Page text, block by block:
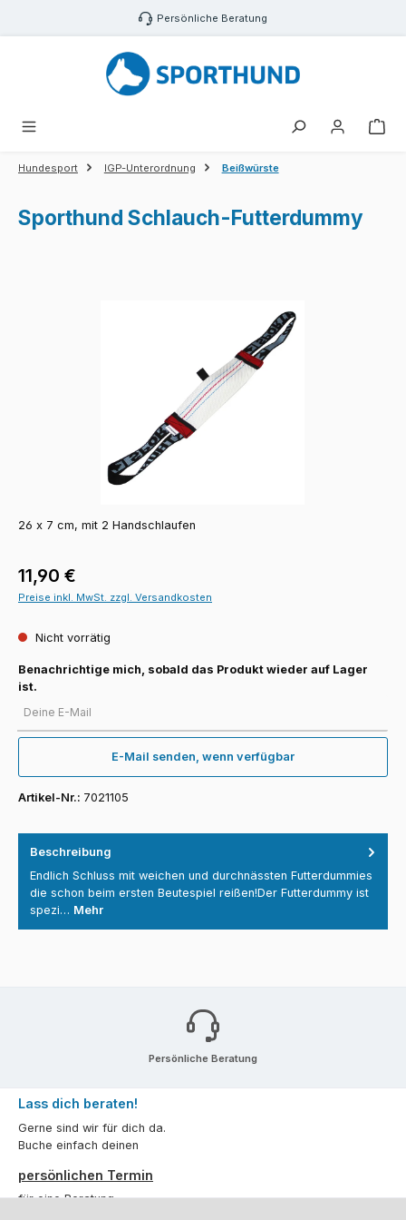
Zum Hauptinhalt springen Persönliche Beratung
Hundesport IGP-Unterordnung Beißwürste
Sporthund Schlauch-Futterdummy
26 x 7 cm, mit 2 Handschlaufen
Regulärer Preis:
11,90 €
Preise inkl. MwSt. zzgl. Versandkosten
Nicht vorrätig
Benachrichtige mich, sobald das Produkt wieder auf Lager
ist.
E-Mail senden, wenn verfügbar
Artikel-Nr.: 7021105
Beschreibung
Endlich Schluss mit weichen und durchnässten Futterdummies
die schon beim ersten Beutespiel reißen!Der Futterdummy ist
spezi… Mehr
Persönliche Beratung
Lass dich beraten!
Gerne sind wir für dich da.
Buche einfach deinen
persönlichen Termin
für eine Beratung.